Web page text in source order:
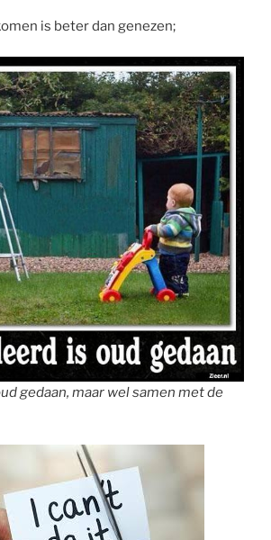
is beter dan genezen;
gedaan, maar wel samen met de